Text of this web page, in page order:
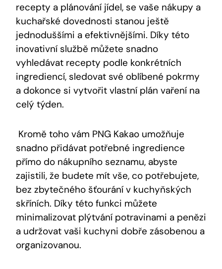
recepty a plánování⁢ jídel, se vaše nákupy ‍a
kuchařské dovednosti stanou⁤ ještě
⁢jednoduššími a ‍efektivnějšími. Díky této
inovativní​ službě ​můžete snadno
vyhledávat ‌recepty podle konkrétních
ingrediencí, sledovat své⁣ oblíbené ‍pokrmy
a dokonce si vytvořit vlastní plán ‍vaření na
‌celý týden.
‌ Kromě toho vám PNG Kakao umožňuje
snadno přidávat potřebné ⁣ingredience
přímo do​ nákupního‍ seznamu, abyste
‍zajistili, že budete mít ​vše, co‌ potřebujete,​
bez zbytečného‌ šťourání⁣ v kuchyňských
skříních. Díky této funkci můžete
minimalizovat plýtvání potravinami a penězi
a ​udržovat ⁢vaši kuchyni⁢ dobře zásobenou a⁣
organizovanou.